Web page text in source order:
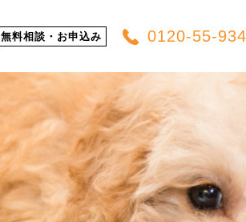
無料相談・お申込み 0120-55-